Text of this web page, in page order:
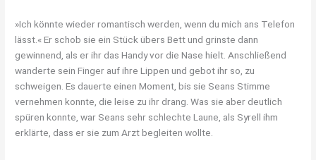
»Ich könnte wieder romantisch werden, wenn du mich ans Telefon
lässt.« Er schob sie ein Stück übers Bett und grinste dann
gewinnend, als er ihr das Handy vor die Nase hielt. Anschließend
wanderte sein Finger auf ihre Lippen und gebot ihr so, zu
schweigen. Es dauerte einen Moment, bis sie Seans Stimme
vernehmen konnte, die leise zu ihr drang. Was sie aber deutlich
spüren konnte, war Seans sehr schlechte Laune, als Syrell ihm
erklärte, dass er sie zum Arzt begleiten wollte.